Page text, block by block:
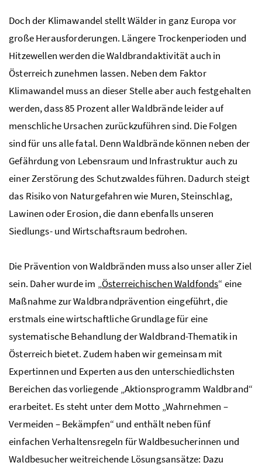
Doch der Klimawandel stellt Wälder in ganz Europa vor
große Herausforderungen. Längere Trockenperioden und
Hitzewellen werden die Waldbrandaktivität auch in
Österreich zunehmen lassen. Neben dem Faktor
Klimawandel muss an dieser Stelle aber auch festgehalten
werden, dass 85 Prozent aller Waldbrände leider auf
menschliche Ursachen zurückzuführen sind. Die Folgen
sind für uns alle fatal. Denn Waldbrände können neben der
Gefährdung von Lebensraum und Infrastruktur auch zu
einer Zerstörung des Schutzwaldes führen. Dadurch steigt
das Risiko von Naturgefahren wie Muren, Steinschlag,
Lawinen oder Erosion, die dann ebenfalls unseren
Siedlungs- und Wirtschaftsraum bedrohen.
Die Prävention von Waldbränden muss also unser aller Ziel
sein. Daher wurde im „Österreichischen Waldfonds“ eine
Maßnahme zur Waldbrandprävention eingeführt, die
erstmals eine wirtschaftliche Grundlage für eine
systematische Behandlung der Waldbrand-Thematik in
Österreich bietet. Zudem haben wir gemeinsam mit
Expertinnen und Experten aus den unterschiedlichsten
Bereichen das vorliegende „Aktionsprogramm Waldbrand“
erarbeitet. Es steht unter dem Motto „Wahrnehmen –
Vermeiden – Bekämpfen“ und enthält neben fünf
einfachen Verhaltensregeln für Waldbesucherinnen und
Waldbesucher weitreichende Lösungsansätze: Dazu